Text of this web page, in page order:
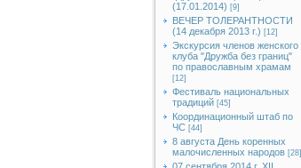
(17.01.2014) [9]
ВЕЧЕР ТОЛЕРАНТНОСТИ
(14 декабря 2013 г.) [12]
Экскурсия членов женского
клуба "Дружба без границ"
по православным храмам
[12]
Фестиваль национальных
традиций [45]
Координационный штаб по
ЧС [44]
8 августа День коренных
малочисленных народов [28]